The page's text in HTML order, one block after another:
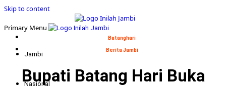
Skip to content
Primary Menu
Jambi
Nasional
Batanghari
Berita Jambi
Bupati Batang Hari Buka